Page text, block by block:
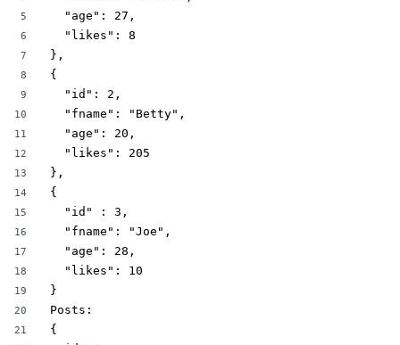
5
6
7
8
9
10
11
12
13
14
15
16
17
18
19
20
21
  "age": 27,
  "likes": 8
},
{
  "id": 2,
  "fname": "Betty",
  "age": 20,
  "likes": 205
},
{
  "id" : 3,
  "fname": "Joe",
  "age": 28,
  "likes": 10
}
Posts:
{